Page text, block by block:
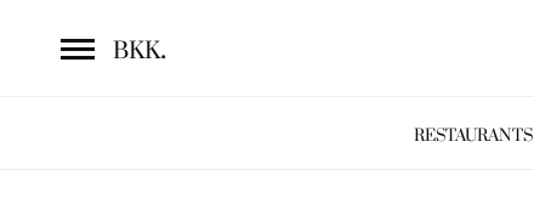
BKK.
RESTAURANTS